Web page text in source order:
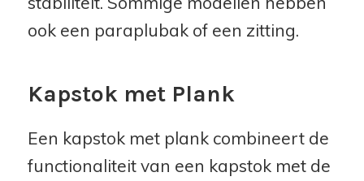
ook een paraplubak of een zitting.
Kapstok met Plank
Een kapstok met plank combineert de
functionaliteit van een kapstok met de